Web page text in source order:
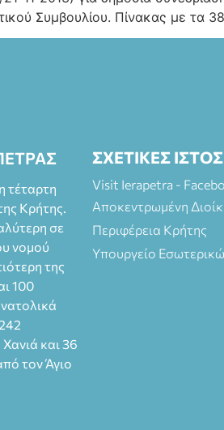
Συμβουλίου. Πίνακας με τα
τέταρτη
Κρήτης.
σε
νομού
της
100
και 36
τον Άγιο
ΣΧΕΤΙΚΕΣ
Visit Ierapetra -
Αποκεντρωμένη
Περιφέρεια Κρήτης
Υπουργείο